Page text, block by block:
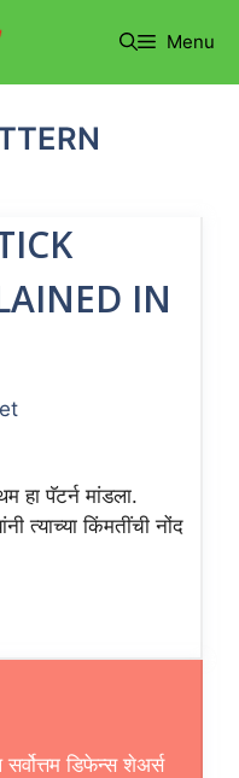
Menu
IN
हा पॅटर्न मांडला.
त्याच्या किंमतींची नोंद
डिफेन्स शेअर्स